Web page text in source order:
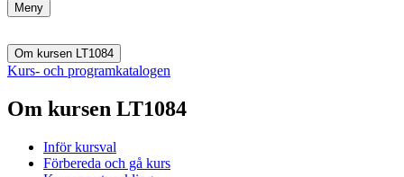
Meny
Om kursen LT1084
Kurs- och programkatalogen
Om kursen LT1084
Inför kursval
Förbereda och gå kurs